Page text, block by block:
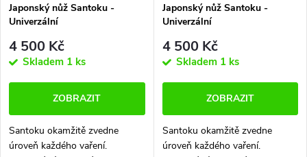
Japonský nůž Santoku -
Univerzální
4 500 Kč
Skladem 1 ks
ZOBRAZIT
Santoku okamžitě zvedne
úroveň každého vaření.
Japonský nůž Santoku -
Univerzální
4 500 Kč
Skladem 1 ks
ZOBRAZIT
Santoku okamžitě zvedne
úroveň každého vaření.